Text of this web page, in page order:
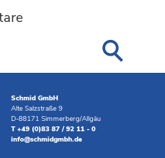
Schmid GmbH
Alte Salzstraße 9
D-88171 Simmerberg/Allgäu
T +49 (0)83 87 / 92 11 - 0
info@schmidgmbh.de